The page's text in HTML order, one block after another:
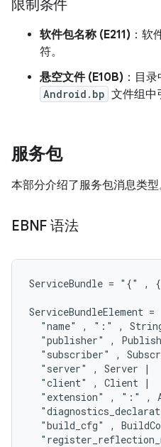
限制条件
软件包名称 (E211) ：软
符。
悬空文件 (E10B) ：目
Android.bp 文件组中
服务包
本部分介绍了服务包消息类型
EBNF 语法
ServiceBundle = "{" ,
ServiceBundleElement =
"name" , ":" ,
"publisher" ,
"subscriber" ,
  "server" , Server |
  "client" , Client |
"extension" , ":" ,
"build_cfg" ,